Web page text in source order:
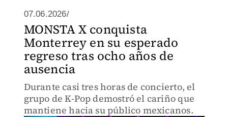
07.06.2026/
MONSTA X conquista
Monterrey en su esperado
regreso tras ocho años de
ausencia
Durante casi tres horas de concierto, el
grupo de K-Pop demostró el cariño que
mantiene hacia su público mexicanos.